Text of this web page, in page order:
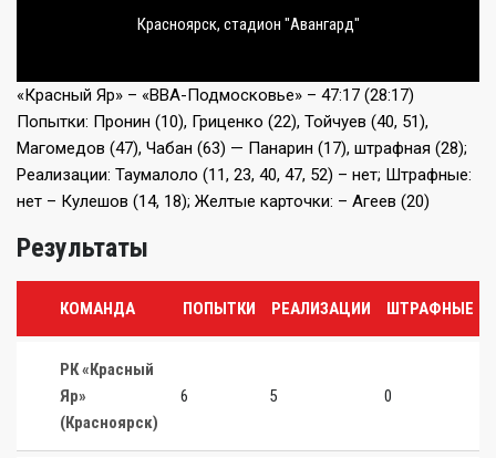
Красноярск, стадион "Авангард"
«Красный Яр» – «ВВА-Подмосковье» – 47:17 (28:17)
Попытки: Пронин (10), Гриценко (22), Тойчуев (40, 51),
Магомедов (47), Чабан (63) — Панарин (17), штрафная (28);
Реализации: Таумалоло (11, 23, 40, 47, 52) – нет; Штрафные:
нет – Кулешов (14, 18); Желтые карточки: – Агеев (20)
Результаты
КОМАНДА ПОПЫТКИ РЕАЛИЗАЦИИ ШТРАФНЫЕ
РК «Красный
Яр»
(Красноярск)
6 5 0